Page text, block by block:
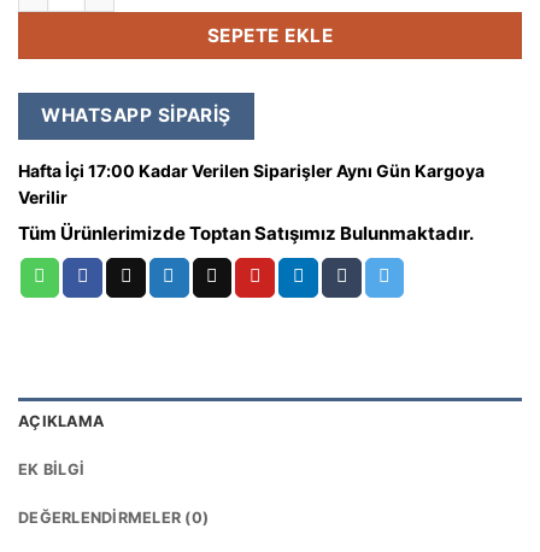
SEPETE EKLE
WHATSAPP SIPARIŞ
Hafta İçi 17:00 Kadar Verilen Siparişler Aynı Gün Kargoya
Verilir
Tüm Ürünlerimizde Toptan Satışımız Bulunmaktadır.
AÇIKLAMA
EK BILGI
DEĞERLENDIRMELER (0)